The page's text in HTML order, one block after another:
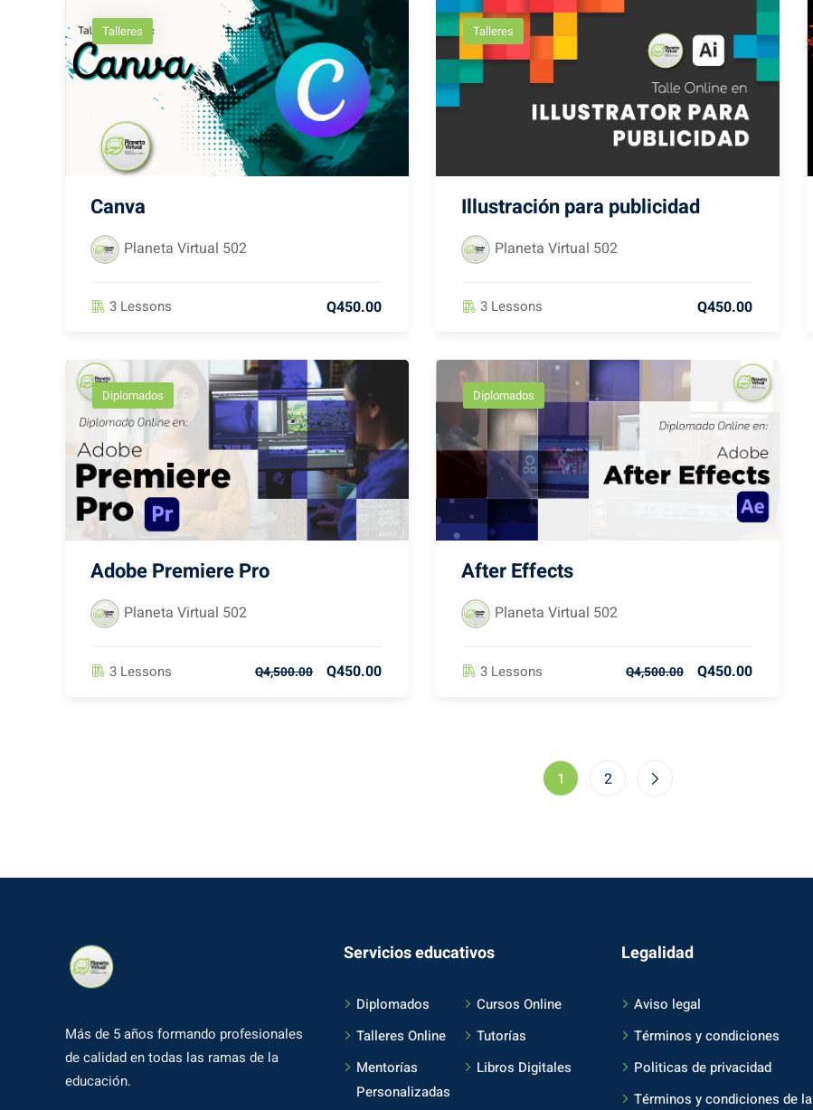
Talleres
Canva
Planeta Virtual 502
3 Lessons Q450.00
Talleres
Illustración para publicidad
Planeta Virtual 502
3 Lessons Q450.00
Diplomados
Adobe Premiere Pro
Planeta Virtual 502
3 Lessons Q4,500.00 Q450.00
Diplomados
After Effects
Planeta Virtual 502
3 Lessons Q4,500.00 Q450.00
1 2
Más de 5 años formando profesionales
de calidad en todas las ramas de la
educación.
Servicios educativos
Diplomados
Cursos Online
Talleres Online
Tutorías
Mentorías
Personalizadas
Libros Digitales
Legalidad
Aviso legal
Términos y condiciones
Politicas de privacidad
Términos y condiciones de la